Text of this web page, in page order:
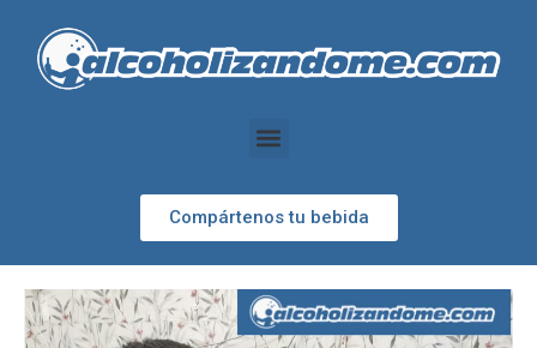
Compártenos tu bebida